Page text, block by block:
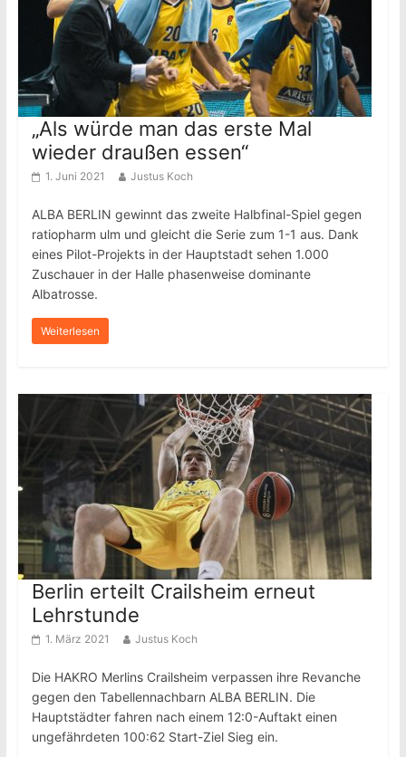
„Als würde man das erste Mal
wieder draußen essen“
1. Juni 2021 Justus Koch
ALBA BERLIN gewinnt das zweite Halbfinal-Spiel gegen
ratiopharm ulm und gleicht die Serie zum 1-1 aus. Dank
eines Pilot-Projekts in der Hauptstadt sehen 1.000
Zuschauer in der Halle phasenweise dominante
Albatrosse.
Weiterlesen
Berlin erteilt Crailsheim erneut
Lehrstunde
1. März 2021 Justus Koch
Die HAKRO Merlins Crailsheim verpassen ihre Revanche
gegen den Tabellennachbarn ALBA BERLIN. Die
Hauptstädter fahren nach einem 12:0-Auftakt einen
ungefährdeten 100:62 Start-Ziel Sieg ein.